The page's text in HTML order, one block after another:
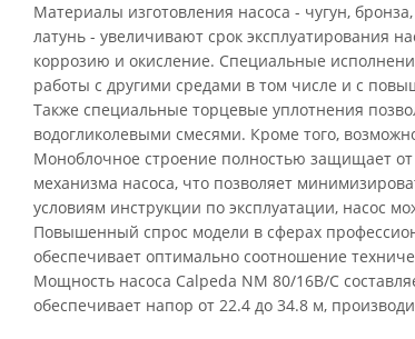
Материалы изготовления насоса - чугун,
латунь - увеличивают срок эксплуатирования
коррозию и окисление. Специальные
работы с другими средами в том числе и с
Также специальные торцевые уплотнения
водогликолевыми смесями. Кроме того,
Моноблочное строение полностью защищает
механизма насоса, что позволяет
условиям инструкции по эксплуатации, насос
Повышенный спрос модели в сферах
обеспечивает оптимально соотношение
Мощность насоса Calpeda NM 80/16B/C
обеспечивает напор от 22.4 до 34.8 м,